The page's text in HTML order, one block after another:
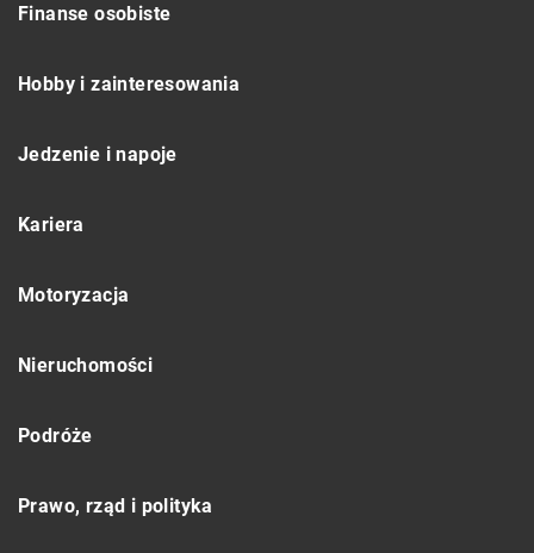
Finanse osobiste
Hobby i zainteresowania
Jedzenie i napoje
Kariera
Motoryzacja
Nieruchomości
Podróże
Prawo, rząd i polityka